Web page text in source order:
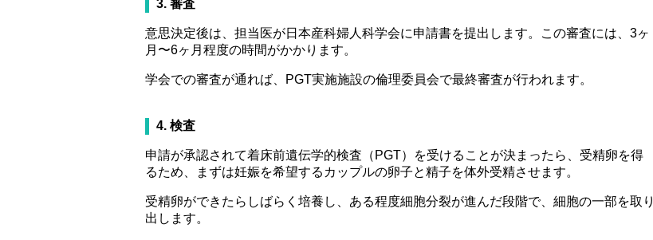
3. 審査
意思決定後は、担当医が日本産科婦人科学会に申請書を提出します。この審査には、3ヶ
月〜6ヶ月程度の時間がかかります。
学会での審査が通れば、PGT実施施設の倫理委員会で最終審査が行われます。
4. 検査
申請が承認されて着床前遺伝学的検査（PGT）を受けることが決まったら、受精卵を得
るため、まずは妊娠を希望するカップルの卵子と精子を体外受精させます。
受精卵ができたらしばらく培養し、ある程度細胞分裂が進んだ段階で、細胞の一部を取り
出します。